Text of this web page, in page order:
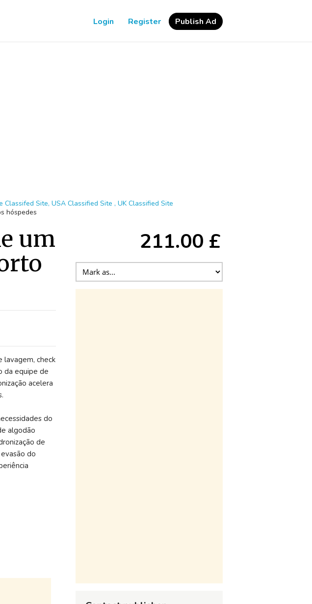
Login Register Publish Ad
Classifed Site, USA Classified Site , UK Classified Site
hóspedes
um
lavagem, check
da equipe de
acelera
do
algodão
de
do
211.00 £